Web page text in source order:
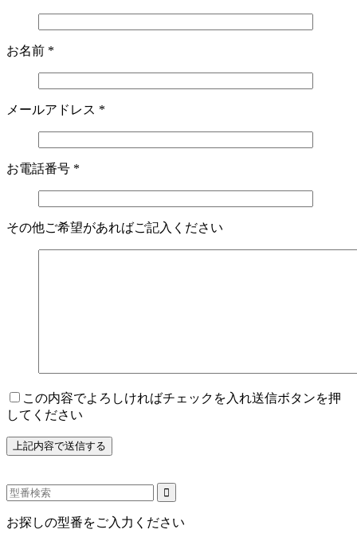
お名前 *
メールアドレス *
お電話番号 *
その他ご希望があればご記入ください
この内容でよろしければチェックを入れ送信ボタンを押
してください
お探しの型番をご入力ください